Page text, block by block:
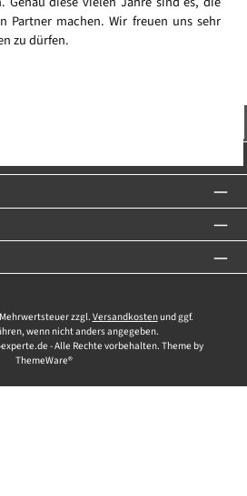
Partner machen. Wir freuen uns sehr
zu dürfen.
zzgl. Versandkostenund ggf.
wenn nicht anders angegeben.
- Alle Rechte vorbehalten. Theme by
ThemeWare®